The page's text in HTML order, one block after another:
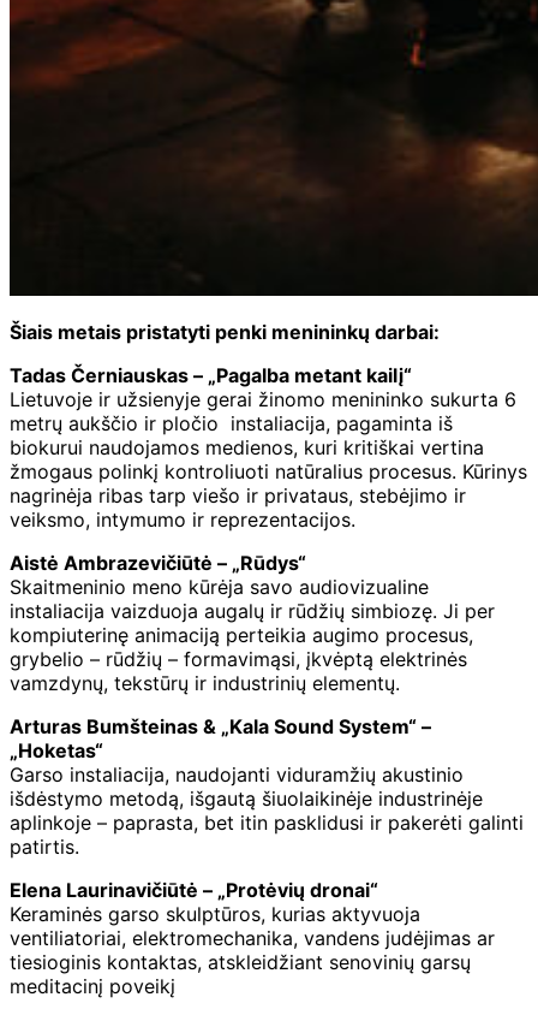
Šiais metais pristatyti penki menininkų darbai:
Tadas Černiauskas – „Pagalba metant kailį“
Lietuvoje ir užsienyje gerai žinomo menininko sukurta 6
metrų aukščio ir pločio instaliacija, pagaminta iš
biokurui naudojamos medienos, kuri kritiškai vertina
žmogaus polinkį kontroliuoti natūralius procesus. Kūrinys
nagrinėja ribas tarp viešo ir privataus, stebėjimo ir
veiksmo, intymumo ir reprezentacijos.
Aistė Ambrazevičiūtė – „Rūdys“
Skaitmeninio meno kūrėja savo audiovizualine
instaliacija vaizduoja augalų ir rūdžių simbiozę. Ji per
kompiuterinę animaciją perteikia augimo procesus,
grybelio – rūdžių – formavimąsi, įkvėptą elektrinės
vamzdynų, tekstūrų ir industrinių elementų.
Arturas Bumšteinas & „Kala Sound System“ –
„Hoketas“
Garso instaliacija, naudojanti viduramžių akustinio
išdėstymo metodą, išgautą šiuolaikinėje industrinėje
aplinkoje – paprasta, bet itin pasklidusi ir pakerėti galinti
patirtis.
Elena Laurinavičiūtė – „Protėvių dronai“
Keraminės garso skulptūros, kurias aktyvuoja
ventiliatoriai, elektromechanika, vandens judėjimas ar
tiesioginis kontaktas, atskleidžiant senovinių garsų
meditacinį poveikį